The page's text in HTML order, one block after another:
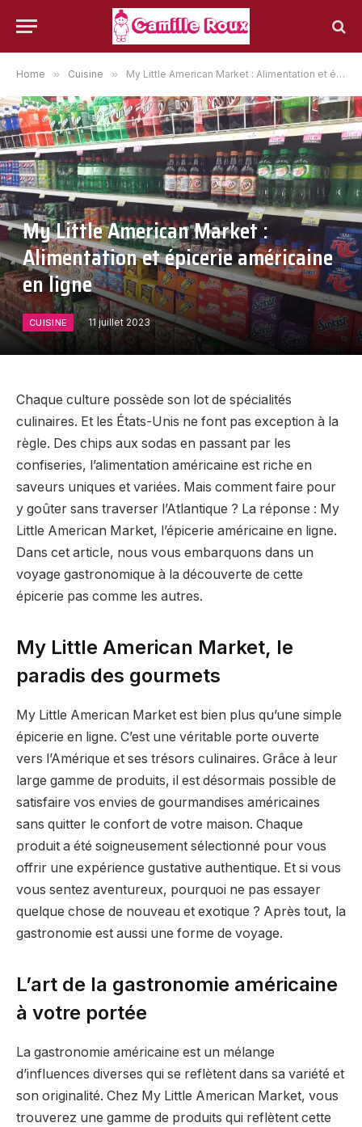
Home » Cuisine » My Little American Market : Alimentation et épicerie américaine en ligne
My Little American Market :
Alimentation et épicerie américaine
en ligne
CUISINE 11 juillet 2023
Chaque culture possède son lot de spécialités
culinaires. Et les États-Unis ne font pas exception à la
règle. Des chips aux sodas en passant par les
confiseries, l’alimentation américaine est riche en
saveurs uniques et variées. Mais comment faire pour
y goûter sans traverser l’Atlantique ? La réponse : My
Little American Market, l’épicerie américaine en ligne.
Dans cet article, nous vous embarquons dans un
voyage gastronomique à la découverte de cette
épicerie pas comme les autres.
My Little American Market, le
paradis des gourmets
My Little American Market est bien plus qu’une simple
épicerie en ligne. C’est une véritable porte ouverte
vers l’Amérique et ses trésors culinaires. Grâce à leur
large gamme de produits, il est désormais possible de
satisfaire vos envies de gourmandises américaines
sans quitter le confort de votre maison. Chaque
produit a été soigneusement sélectionné pour vous
offrir une expérience gustative authentique. Et si vous
vous sentez aventureux, pourquoi ne pas essayer
quelque chose de nouveau et exotique ? Après tout, la
gastronomie est aussi une forme de voyage.
L’art de la gastronomie américaine
à votre portée
La gastronomie américaine est un mélange
d’influences diverses qui se reflètent dans sa variété et
son originalité. Chez My Little American Market, vous
trouverez une gamme de produits qui reflètent cette